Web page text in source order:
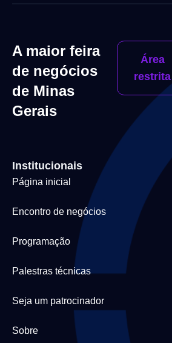
A maior feira
de negócios
de Minas
Gerais
Área
restrita
Institucionais
Página inicial
Encontro de negócios
Programação
Palestras técnicas
Seja um patrocinador
Sobre